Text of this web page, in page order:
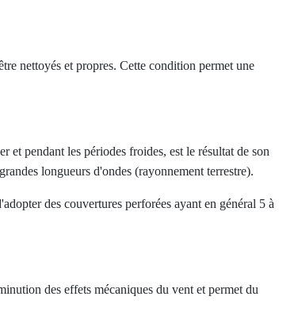
nettoyés et propres. Cette condition permet une
pendant les périodes froides, est le résultat de son
longueurs d'ondes (rayonnement terrestre).
des couvertures perforées ayant en général 5 à
des effets mécaniques du vent et permet du